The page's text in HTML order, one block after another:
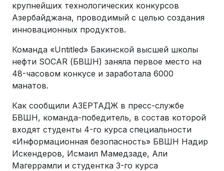
крупнейших технологических конкурсов
Азербайджана, проводимый с целью создания
инновационных продуктов.
Команда «Untitled» Бакинской высшей школы
нефти SOCAR (БВШН) заняла первое место на
48-часовом конкусе и заработала 6000
манатов.
Как сообщили АЗЕРТАДЖ в пресс-службе
БВШН, команда-победитель, в состав которой
входят студенты 4-го курса специальности
«Информационная безопасность» БВШН Надир
Искендеров, Исмаил Мамедзаде, Али
Магеррамли и студентка 3-го курса